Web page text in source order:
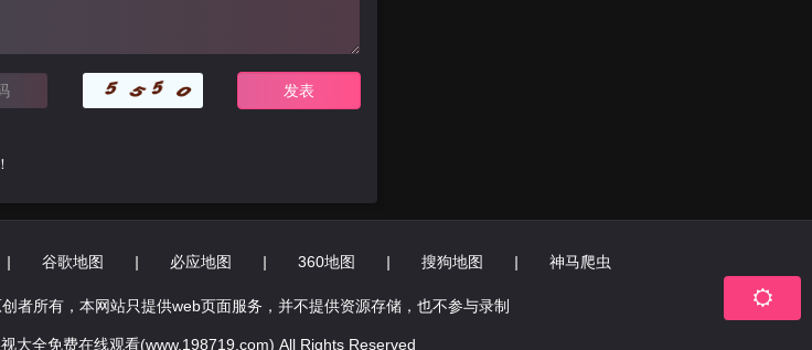
| 谷歌地图 | 必应地图 | 360地图 | 搜狗地图 | 神马爬虫
者所有，本网站只提供web页面服务，并不提供资源存储，也不参与录制
大全免费在线观看(www.198719.com) All Rights Reserved